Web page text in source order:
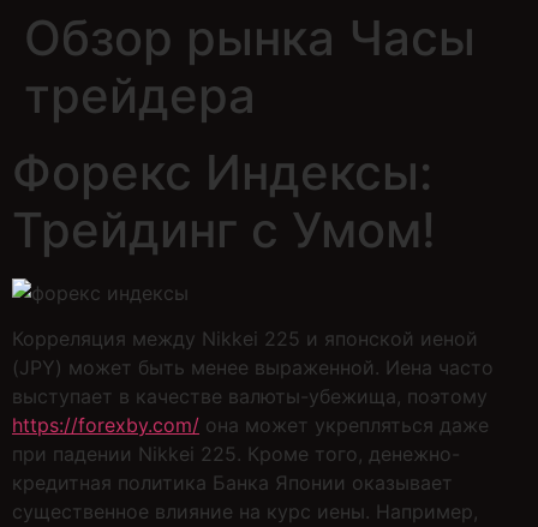
Обзор рынка Часы
трейдера
Форекс Индексы:
Трейдинг с Умом!
Корреляция между Nikkei 225 и японской иеной
(JPY) может быть менее выраженной. Иена часто
выступает в качестве валюты-убежища, поэтому
https://forexby.com/ она может укрепляться даже
при падении Nikkei 225. Кроме того, денежно-
кредитная политика Банка Японии оказывает
существенное влияние на курс иены. Например,